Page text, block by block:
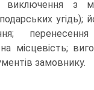
виключення з
угідь);
місцевість;
замовнику.